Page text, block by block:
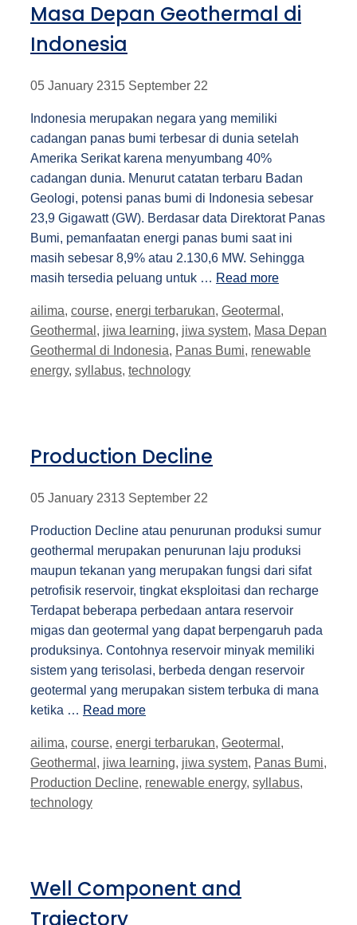
Masa Depan Geothermal di
Indonesia
05 January 2315 September 22
Indonesia merupakan negara yang memiliki
cadangan panas bumi terbesar di dunia setelah
Amerika Serikat karena menyumbang 40%
cadangan dunia. Menurut catatan terbaru Badan
Geologi, potensi panas bumi di Indonesia sebesar
23,9 Gigawatt (GW). Berdasar data Direktorat Panas
Bumi, pemanfaatan energi panas bumi saat ini
masih sebesar 8,9% atau 2.130,6 MW. Sehingga
masih tersedia peluang untuk … Read more
Tags
ailima, course, energi terbarukan, Geotermal ,
Geothermal , jiwa learning, jiwa system, Masa Depan
Geothermal di Indonesia, Panas Bumi, renewable
energy, syllabus, technology
Production Decline
05 January 2313 September 22
Production Decline atau penurunan produksi sumur
geothermal merupakan penurunan laju produksi
maupun tekanan yang merupakan fungsi dari sifat
petrofisik reservoir, tingkat eksploitasi dan recharge
Terdapat beberapa perbedaan antara reservoir
migas dan geotermal yang dapat berpengaruh pada
produksinya. Contohnya reservoir minyak memiliki
sistem yang terisolasi, berbeda dengan reservoir
geotermal yang merupakan sistem terbuka di mana
ketika … Read more
Tags
ailima, course, energi terbarukan, Geotermal ,
Geothermal , jiwa learning, jiwa system, Panas Bumi,
Production Decline, renewable energy, syllabus,
technology
Well Component and
Trajectory